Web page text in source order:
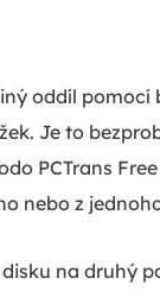
oddíl
Je to
PCTrans
nebo z
na druhý